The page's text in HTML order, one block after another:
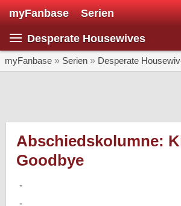
myFanbase Serien
Desperate Housewives
myFanbase » Serien » Desperate
Abschiedskolumne:
Goodbye
Serie
Home
SERIEN